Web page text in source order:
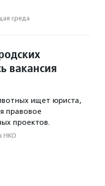
среда
вакансия
ищет юриста,
правовое
проектов.
НКО